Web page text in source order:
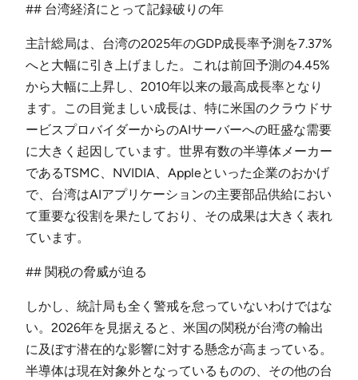
## 台湾経済にとって記録破りの年
主計総局は、台湾の2025年のGDP成長率予測を7.37%
へと大幅に引き上げました。これは前回予測の4.45%
から大幅に上昇し、2010年以来の最高成長率となり
ます。この目覚ましい成長は、特に米国のクラウドサ
ービスプロバイダーからのAIサーバーへの旺盛な需要
に大きく起因しています。世界有数の半導体メーカー
であるTSMC、NVIDIA、Appleといった企業のおかげ
で、台湾はAIアプリケーションの主要部品供給におい
て重要な役割を果たしており、その成果は大きく表れ
ています。
## 関税の脅威が迫る
しかし、統計局も全く警戒を怠っていないわけではな
い。2026年を見据えると、米国の関税が台湾の輸出
に及ぼす潜在的な影響に対する懸念が高まっている。
半導体は現在対象外となっているものの、その他の台